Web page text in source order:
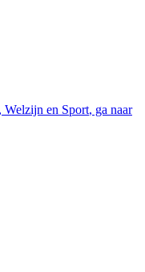
Welzijn en Sport, ga naar